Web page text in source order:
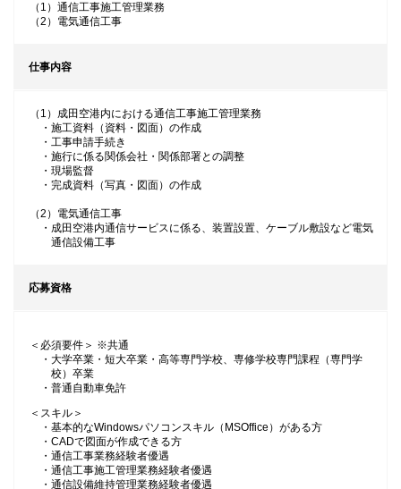
（1）通信工事施工管理業務
（2）電気通信工事
仕事内容
（1）成田空港内における通信工事施工管理業務
・施工資料（資料・図面）の作成
・工事申請手続き
・施行に係る関係会社・関係部署との調整
・現場監督
・完成資料（写真・図面）の作成
（2）電気通信工事
・成田空港内通信サービスに係る、装置設置、ケーブル敷設など電気
通信設備工事
応募資格
＜必須要件＞ ※共通
・大学卒業・短大卒業・高等専門学校、専修学校専門課程（専門学
校）卒業
・普通自動車免許
＜スキル＞
・基本的なWindowsパソコンスキル（MSOffice）がある方
・CADで図面が作成できる方
・通信工事業務経験者優遇
・通信工事施工管理業務経験者優遇
・通信設備維持管理業務経験者優遇